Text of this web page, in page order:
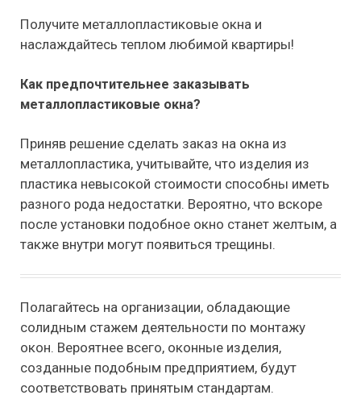
Получите металлопластиковые окна и
наслаждайтесь теплом любимой квартиры!
Как предпочтительнее заказывать
металлопластиковые окна?
Приняв решение сделать заказ на окна из
металлопластика, учитывайте, что изделия из
пластика невысокой стоимости способны иметь
разного рода недостатки. Вероятно, что вскоре
после установки подобное окно станет желтым, а
также внутри могут появиться трещины.
Полагайтесь на организации, обладающие
солидным стажем деятельности по монтажу
окон. Вероятнее всего, оконные изделия,
созданные подобным предприятием, будут
соответствовать принятым стандартам.